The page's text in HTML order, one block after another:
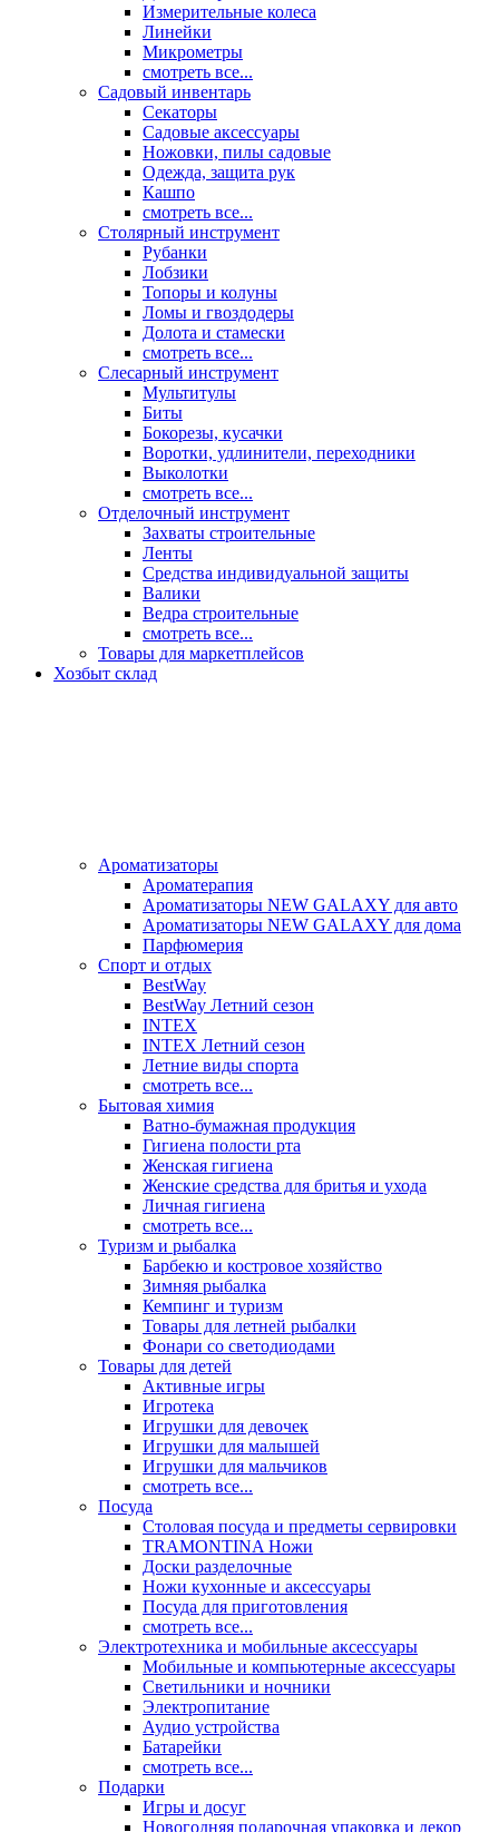
Измерительные колеса
Линейки
Микрометры
смотреть все...
Садовый инвентарь
Секаторы
Садовые аксессуары
Ножовки, пилы садовые
Одежда, защита рук
Кашпо
смотреть все...
Столярный инструмент
Рубанки
Лобзики
Топоры и колуны
Ломы и гвоздодеры
Долота и стамески
смотреть все...
Слесарный инструмент
Мультитулы
Биты
Бокорезы, кусачки
Воротки, удлинители, переходники
Выколотки
смотреть все...
Отделочный инструмент
Захваты строительные
Ленты
Средства индивидуальной защиты
Валики
Ведра строительные
смотреть все...
Товары для маркетплейсов
Хозбыт склад
Ароматизаторы
Ароматерапия
Ароматизаторы NEW GALAXY для авто
Ароматизаторы NEW GALAXY для дома
Парфюмерия
Спорт и отдых
BestWay
BestWay Летний сезон
INTEX
INTEX Летний сезон
Летние виды спорта
смотреть все...
Бытовая химия
Ватно-бумажная продукция
Гигиена полости рта
Женская гигиена
Женские средства для бритья и ухода
Личная гигиена
смотреть все...
Туризм и рыбалка
Барбекю и костровое хозяйство
Зимняя рыбалка
Кемпинг и туризм
Товары для летней рыбалки
Фонари со светодиодами
Товары для детей
Активные игры
Игротека
Игрушки для девочек
Игрушки для малышей
Игрушки для мальчиков
смотреть все...
Посуда
Столовая посуда и предметы сервировки
TRAMONTINA Ножи
Доски разделочные
Ножи кухонные и аксессуары
Посуда для приготовления
смотреть все...
Электротехника и мобильные аксессуары
Мобильные и компьютерные аксессуары
Светильники и ночники
Электропитание
Аудио устройства
Батарейки
смотреть все...
Подарки
Игры и досуг
Новогодняя подарочная упаковка и декор